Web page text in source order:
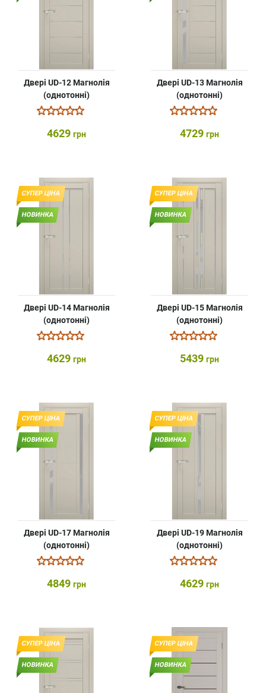
Двері UD-12 Магнолія
(однотонні)
4629 грн
Двері UD-13 Магнолія
(однотонні)
4729 грн
СУПЕР ЦІНА
НОВИНКА
Двері UD-14 Магнолія
(однотонні)
4629 грн
СУПЕР ЦІНА
НОВИНКА
Двері UD-15 Магнолія
(однотонні)
5439 грн
СУПЕР ЦІНА
НОВИНКА
Двері UD-17 Магнолія
(однотонні)
4849 грн
СУПЕР ЦІНА
НОВИНКА
Двері UD-19 Магнолія
(однотонні)
4629 грн
СУПЕР ЦІНА
НОВИНКА
СУПЕР ЦІНА
НОВИНКА